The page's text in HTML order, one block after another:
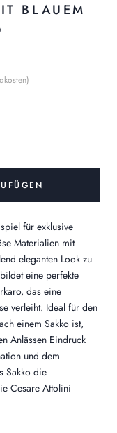
BLAUEM
für exklusive
Materialien mit
eleganten Look zu
eine perfekte
das eine
verleiht. Ideal für den
einem Sakko ist,
Anlässen Eindruck
und dem
Sakko die
Cesare Attolini